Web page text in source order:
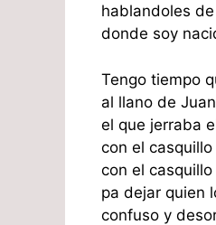
hablandoles
donde soy
Tengo tiempo
al llano de
el que jerraba
con el
con el
pa dejar quien
confuso y